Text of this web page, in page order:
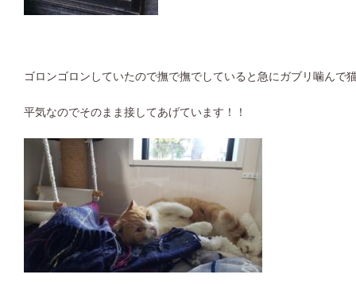
ゴロンゴロンしていたので撫で撫でしていると急にガブリ噛んで
平気なのでそのまま接してあげています！！